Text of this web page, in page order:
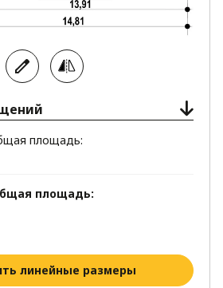
площадь:
площадь:
линейные размеры